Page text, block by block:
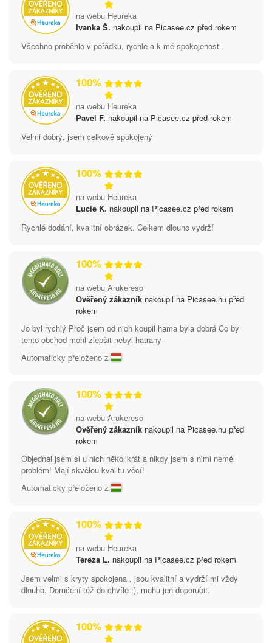
na webu Heureka
Ivanka Š. nakoupil na Picasee.cz před rokem
Všechno proběhlo v pořádku, rychle a k mé spokojenosti.
100%
na webu Heureka
Pavel F. nakoupil na Picasee.cz před rokem
Velmi dobrý, jsem celkově spokojený
100%
na webu Heureka
Lucie K. nakoupil na Picasee.cz před rokem
Rychlé dodání, kvalitní obrázek. Celkem dlouho vydrží
100%
na webu Arukereso
Ověřený zákazník nakoupil na Picasee.hu před
rokem
Jo byl rychlý Proč jsem od nich koupil hama byla dobrá Co by
tento obchod mohl zlepšit nebyl hatrany
Automaticky přeloženo z
100%
na webu Arukereso
Ověřený zákazník nakoupil na Picasee.hu před
rokem
Objednal jsem si u nich několikrát a nikdy jsem s nimi neměl
problém! Mají skvělou kvalitu věcí!
Automaticky přeloženo z
100%
na webu Heureka
Tereza L. nakoupil na Picasee.cz před rokem
Jsem velmi s kryty spokojena , jsou kvalitní a vydrží mi vždy
dlouho. Doručení též do chvíle :), mohu jen doporučit.
100%